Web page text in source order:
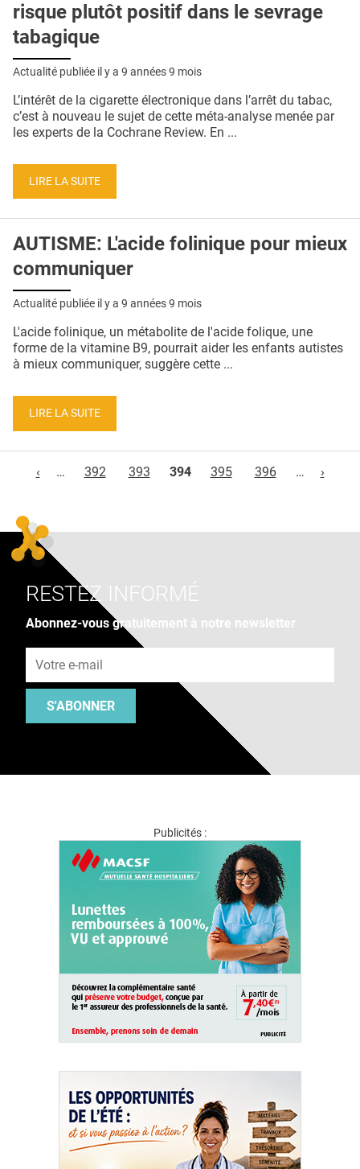
risque plutôt positif dans le sevrage
tabagique
Actualité publiée il y a 9 années 9 mois
L’intérêt de la cigarette électronique dans l’arrêt du tabac,
c’est à nouveau le sujet de cette méta-analyse menée par
les experts de la Cochrane Review. En ...
LIRE LA SUITE
AUTISME: L'acide folinique pour mieux
communiquer
Actualité publiée il y a 9 années 9 mois
L'acide folinique, un métabolite de l'acide folique, une
forme de la vitamine B9, pourrait aider les enfants autistes
à mieux communiquer, suggère cette ...
LIRE LA SUITE
‹
… 392 393 394 395 396 … ›
RESTEZ INFORMÉ
Abonnez-vous gratuitement à notre newsletter
S'ABONNER
Publicités :